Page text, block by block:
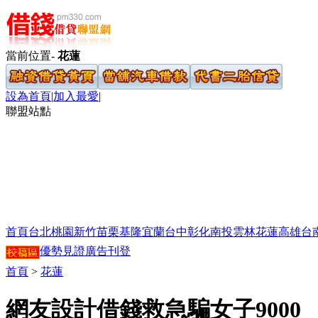
當前位置- 花蓮
設為首頁|加入最愛|
聯盟站點
首頁台北桃園 新竹苗栗基隆宜蘭台中彰化南投雲林花蓮高雄台
優勢見證廣告刊登
首頁 > 花蓮
網友設計借錢救急騙女子9000